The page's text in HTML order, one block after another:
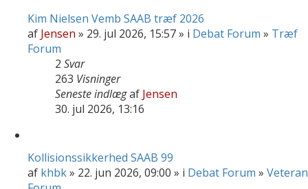
Kim Nielsen Vemb SAAB træf 2026
af Jensen » 29. jul 2026, 15:57 » i Debat Forum » Træf
Forum
2 Svar
263 Visninger
Seneste indlægaf Jensen
30. jul 2026, 13:16
Kollisionssikkerhed SAAB 99
af khbk» 22. jun 2026, 09:00 » i Debat Forum » Veteran